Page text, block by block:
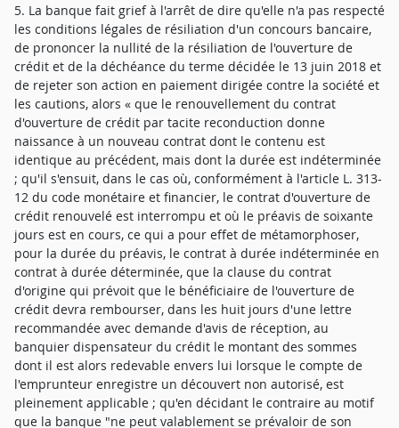
5. La banque fait grief à l'arrêt de dire qu'elle n'a pas respecté
les conditions légales de résiliation d'un concours bancaire,
de prononcer la nullité de la résiliation de l'ouverture de
crédit et de la déchéance du terme décidée le 13 juin 2018 et
de rejeter son action en paiement dirigée contre la société et
les cautions, alors « que le renouvellement du contrat
d'ouverture de crédit par tacite reconduction donne
naissance à un nouveau contrat dont le contenu est
identique au précédent, mais dont la durée est indéterminée
; qu'il s'ensuit, dans le cas où, conformément à l'article L. 313-
12 du code monétaire et financier, le contrat d'ouverture de
crédit renouvelé est interrompu et où le préavis de soixante
jours est en cours, ce qui a pour effet de métamorphoser,
pour la durée du préavis, le contrat à durée indéterminée en
contrat à durée déterminée, que la clause du contrat
d'origine qui prévoit que le bénéficiaire de l'ouverture de
crédit devra rembourser, dans les huit jours d'une lettre
recommandée avec demande d'avis de réception, au
banquier dispensateur du crédit le montant des sommes
dont il est alors redevable envers lui lorsque le compte de
l'emprunteur enregistre un découvert non autorisé, est
pleinement applicable ; qu'en décidant le contraire au motif
que la banque "ne peut valablement se prévaloir de son